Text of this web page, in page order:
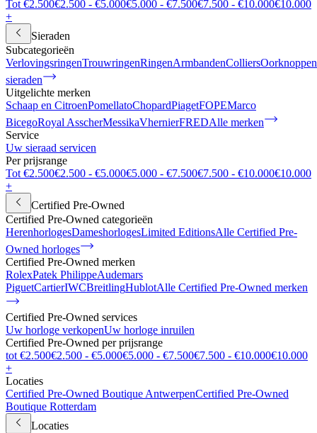
Tot €2.500€2.500 - €5.000€5.000 - €7.500€7.500 - €10.000€10.000
+
Sieraden
Subcategorieën
VerlovingsringenTrouwringenRingenArmbandenColliersOorknoppen
sieraden
Uitgelichte merken
Schaap en CitroenPomellatoChopardPiagetFOPEMarco
BicegoRoyal AsscherMessikaVhernierFREDAlle merken
Service
Uw sieraad servicen
Per prijsrange
Tot €2.500€2.500 - €5.000€5.000 - €7.500€7.500 - €10.000€10.000
+
Certified Pre-Owned
Certified Pre-Owned categorieën
HerenhorlogesDameshorlogesLimited EditionsAlle Certified Pre-
Owned horloges
Certified Pre-Owned merken
RolexPatek PhilippeAudemars
PiguetCartierIWCBreitlingHublotAlle Certified Pre-Owned merken
Certified Pre-Owned services
Uw horloge verkopenUw horloge inruilen
Certified Pre-Owned per prijsrange
tot €2.500€2.500 - €5.000€5.000 - €7.500€7.500 - €10.000€10.000
+
Locaties
Certified Pre-Owned Boutique AntwerpenCertified Pre-Owned
Boutique Rotterdam
Locaties